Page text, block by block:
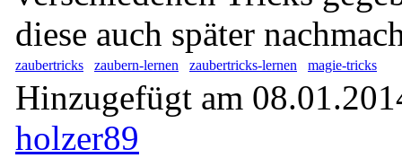
diese auch später
zaubertricks zaubern-lernen zaubertricks-lernen magie-tricks
Hinzugefügt am
holzer89